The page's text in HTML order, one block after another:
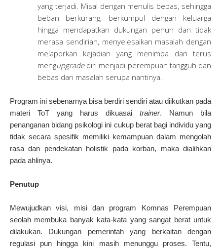
yang terjadi. Misal dengan menulis bebas, sehingga
beban berkurang, berkumpul dengan keluarga
hingga mendapatkan dukungan penuh dan tidak
merasa sendirian, menyelesaikan masalah dengan
melaporkan kejadian yang menimpa dan terus
mengupgradediri menjadi perempuan tangguh dan
bebas dari masalah serupa nantinya.
Program ini sebenarnya bisa berdiri sendiri atau diikutkan pada
materi ToT yang harus dikuasai trainer. Namun bila
penanganan bidang psikologi ini cukup berat bagi individu yang
tidak secara spesifik memiliki kemampuan dalam mengolah
rasa dan pendekatan holistik pada korban, maka dialihkan
pada ahlinya.
Penutup
Mewujudkan visi, misi dan program Komnas Perempuan
seolah membuka banyak kata-kata yang sangat berat untuk
dilakukan. Dukungan pemerintah yang berkaitan dengan
regulasi pun hingga kini masih menunggu proses. Tentu,